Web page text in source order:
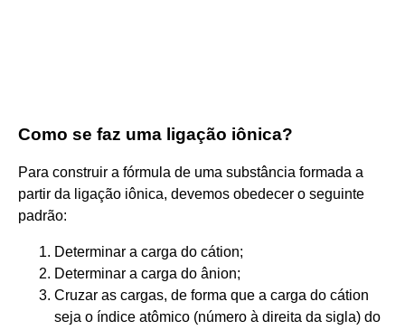
Como se faz uma ligação iônica?
Para construir a fórmula de uma substância formada a
partir da ligação iônica, devemos obedecer o seguinte
padrão:
Determinar a carga do cátion;
Determinar a carga do ânion;
Cruzar as cargas, de forma que a carga do cátion
seja o índice atômico (número à direita da sigla) do